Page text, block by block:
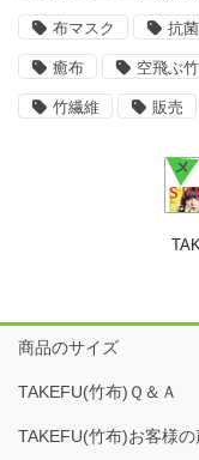
布マスク 抗菌
癒布 空飛ぶ
竹繊維 販売
商品のサイズ
TAKEFU(竹布)Ｑ＆Ａ
TAKEFU(竹布)お客様の